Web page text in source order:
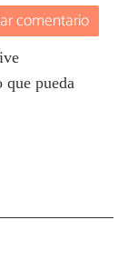
comentario
pueda